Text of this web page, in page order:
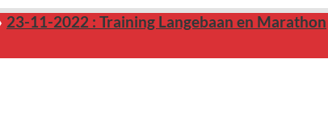
23-11-2022 : Training Langebaan en Marathon